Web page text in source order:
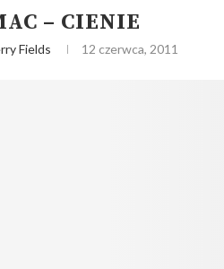
– CIENIE
Fields 12 czerwca, 2011